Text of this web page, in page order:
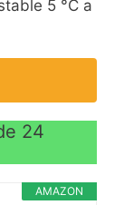
5 °C a
24
AMAZON